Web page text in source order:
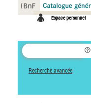
Espace personnel
Recherche avancée
Panneau de gestion des cookies